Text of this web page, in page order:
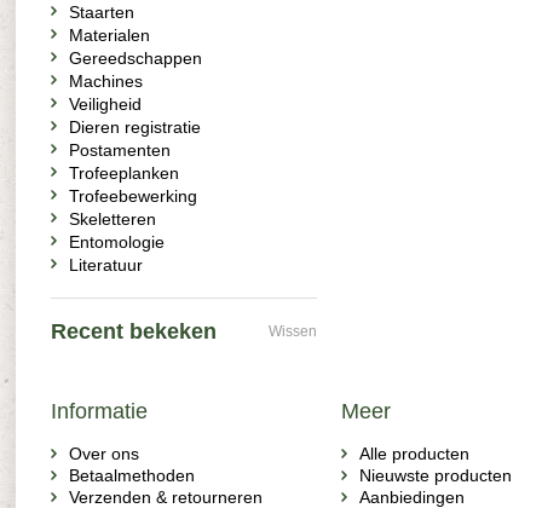
Staarten
Materialen
Gereedschappen
Machines
Veiligheid
Dieren registratie
Postamenten
Trofeeplanken
Trofeebewerking
Skeletteren
Entomologie
Literatuur
Recent bekeken Wissen
Informatie
Over ons
Betaalmethoden
Verzenden & retourneren
Meer
Alle producten
Nieuwste producten
Aanbiedingen